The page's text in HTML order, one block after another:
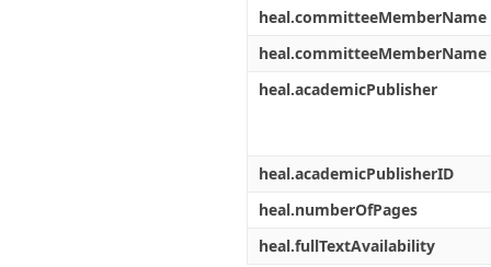
heal.committeeMemberName
heal.committeeMemberName
heal.academicPublisher
heal.academicPublisherID
heal.numberOfPages
heal.fullTextAvailability